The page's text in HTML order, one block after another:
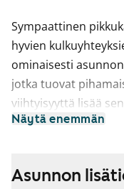
Sympaattinen
hyvien
ominaisesti
jotka tuovat
viihtyisyyttä lisää
ylimmässä
kylpyhuone on
Näytä enemmän
Asunnon